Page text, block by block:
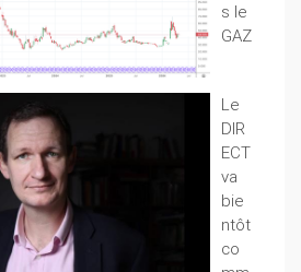
s le
GAZ
Le
DIR
ECT
va
bie
ntôt
co